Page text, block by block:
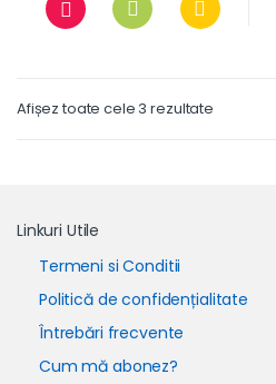
Afișez toate cele 3 rezultate
Linkuri Utile
Termeni si Conditii
Politică de confidențialitate
Întrebări frecvente
Cum mă abonez?